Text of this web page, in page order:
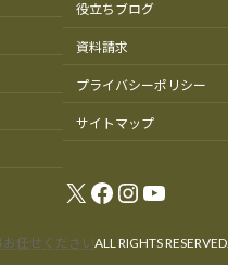
役立ちブログ
資料請求
プライバシーポリシー
サイトマップ
X Facebook
Instagram
YouTube
任せくださいALL RIGHTS RESERVED.